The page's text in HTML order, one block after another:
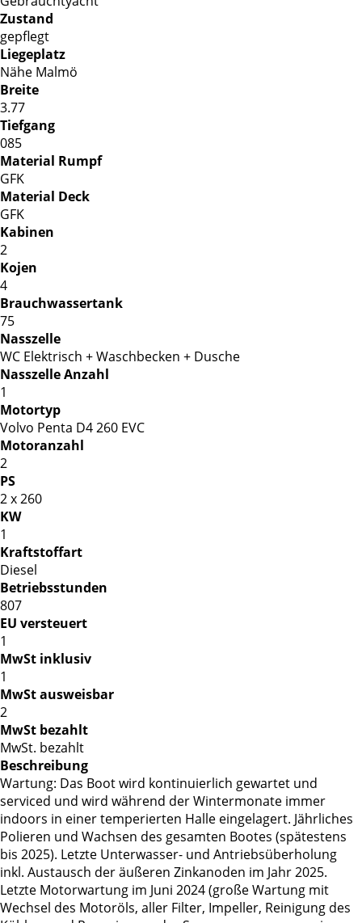
Zustand
gepflegt
Liegeplatz
Nähe Malmö
Breite
3.77
Tiefgang
085
Material Rumpf
GFK
Material Deck
GFK
Kabinen
2
Kojen
4
Brauchwassertank
75
Nasszelle
WC Elektrisch + Waschbecken + Dusche
Nasszelle Anzahl
1
Motortyp
Volvo Penta D4 260 EVC
Motoranzahl
2
PS
2 x 260
KW
1
Kraftstoffart
Diesel
Betriebsstunden
807
EU versteuert
1
MwSt inklusiv
1
MwSt ausweisbar
2
MwSt bezahlt
MwSt. bezahlt
Beschreibung
Wartung: Das Boot wird kontinuierlich gewartet und
serviced und wird während der Wintermonate immer
indoors in einer temperierten Halle eingelagert. Jährliches
Polieren und Wachsen des gesamten Bootes (spätestens
bis 2025). Letzte Unterwasser- und Antriebsüberholung
inkl. Austausch der äußeren Zinkanoden im Jahr 2025.
Letzte Motorwartung im Juni 2024 (große Wartung mit
Wechsel des Motoröls, aller Filter, Impeller, Reinigung des